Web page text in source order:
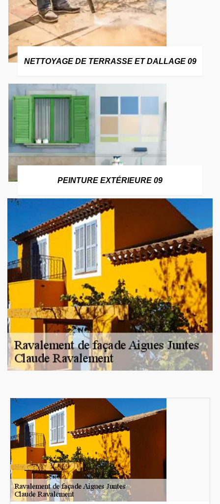
NETTOYAGE DE TERRASSE ET DALLAGE 09
PEINTURE EXTÉRIEURE 09